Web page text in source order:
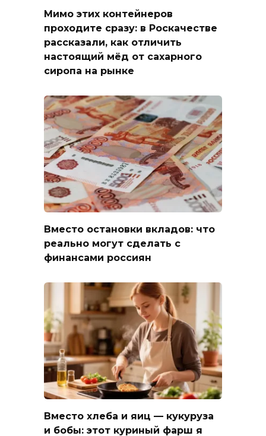
Мимо этих контейнеров
проходите сразу: в Роскачестве
рассказали, как отличить
настоящий мёд от сахарного
сиропа на рынке
Вместо остановки вкладов: что
реально могут сделать с
финансами россиян
Вместо хлеба и яиц — кукуруза
и бобы: этот куриный фарш я